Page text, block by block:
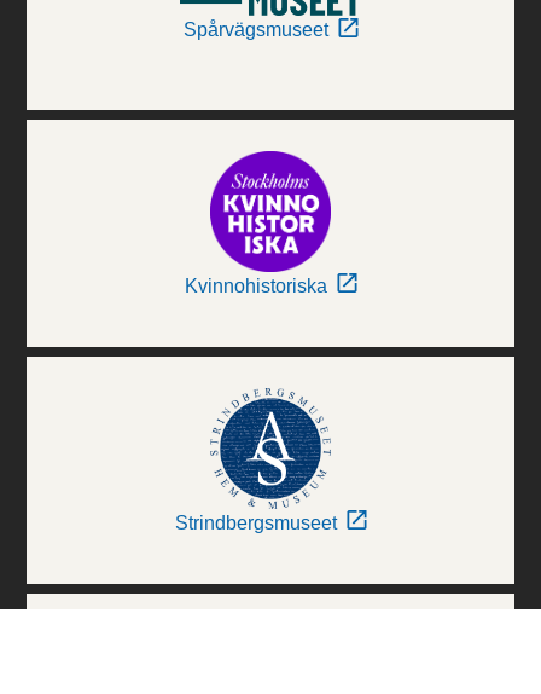
Spårvägsmuseet
Kvinnohistoriska
Strindbergsmuseet